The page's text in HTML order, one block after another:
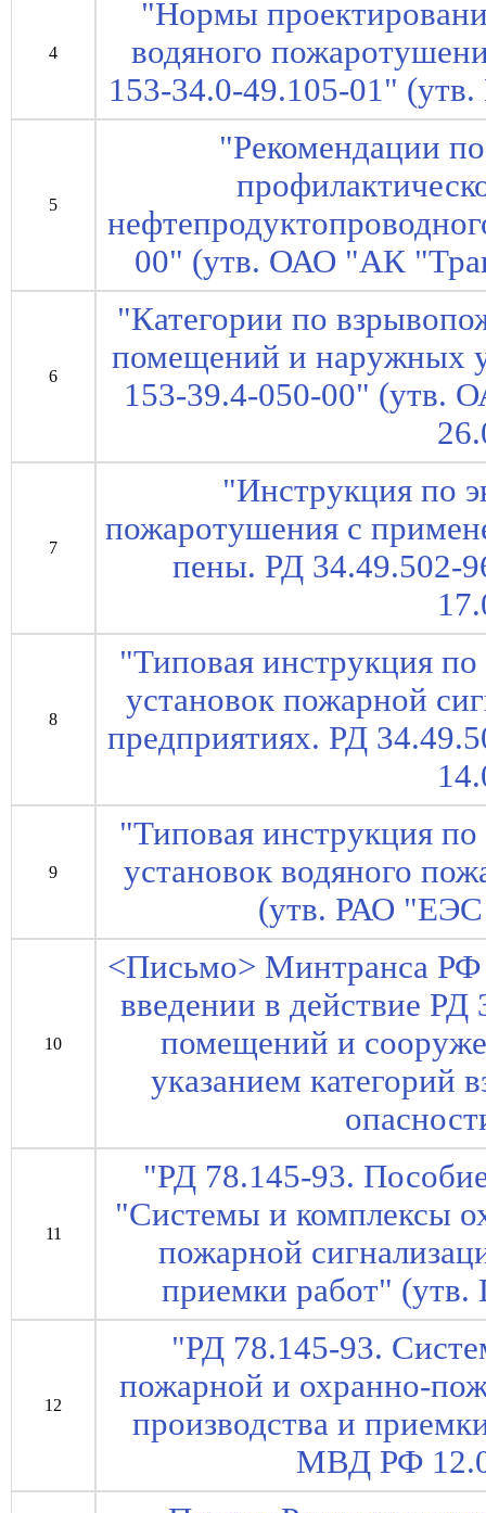
4
"Нормы
водяного
153-34.0-49.105-01"
5
"Рекомендации
00" (утв. ОАО "АК
6
"Категории по
помещений и наружных
153-39.4-050-00" (утв.
7
"Инструкция по
пожаротушения с
пены. РД 34.49.502-
8
"Типовая инструкция по
установок пожарной
предприятиях. РД
9
"Типовая инструкция по
установок водяного
(утв. РАО "ЕЭС
10
<Письмо> Минтранса
введении в действие
помещений и
указанием категорий
11
"РД 78.145-93.
"Системы и комплексы
пожарной
приемки работ"
12
"РД 78.145-93.
пожарной и охранно-
производства и
МВД РФ